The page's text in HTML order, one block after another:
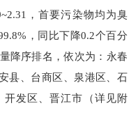
~2.31 ，首要污染物均为臭
%，同比下降0.2个百分
降序排名，依次为：永春
县、 台商区 泉港区
石
开发区 、晋江市（详见附